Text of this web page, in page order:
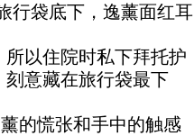
袋底下，逸薰面红耳
以住院时私下拜托护
意藏在旅行袋最下
的慌张和手中的触感